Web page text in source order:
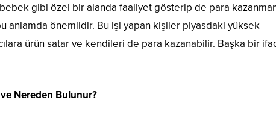
gibi özel bir alanda faaliyet gösterip de para
anlamda önemlidir. Bu işi yapan kişiler piyasdaki yüksek
ürün satar ve kendileri de para kazanabilir. Başka bir
Nereden Bulunur?